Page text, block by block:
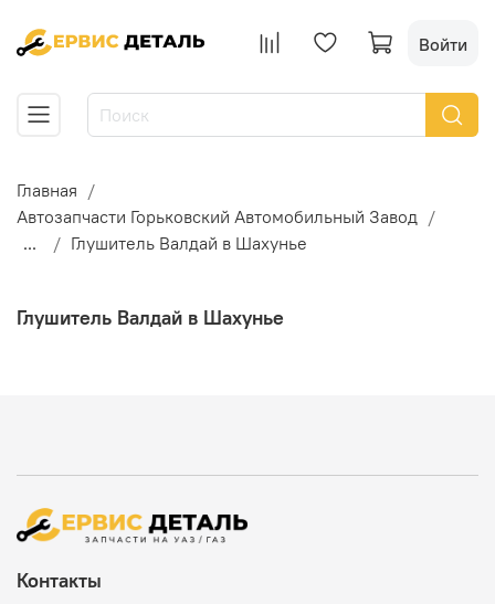
Войти
Главная
Автозапчасти Горьковский Автомобильный Завод
...
Глушитель Валдай в Шахунье
Глушитель Валдай в Шахунье
Контакты